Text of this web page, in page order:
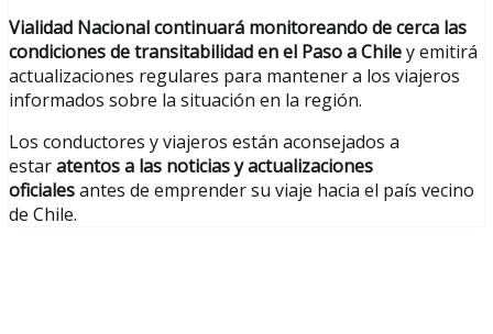
Vialidad Nacional continuará monitoreando de cerca las
condiciones de transitabilidad en el Paso a Chiley emitirá
actualizaciones regulares para mantener a los viajeros
informados sobre la situación en la región.
Los conductores y viajeros están aconsejados a
estaratentos a las noticias y actualizaciones
oficialesantes de emprender su viaje hacia el país vecino
de Chile.